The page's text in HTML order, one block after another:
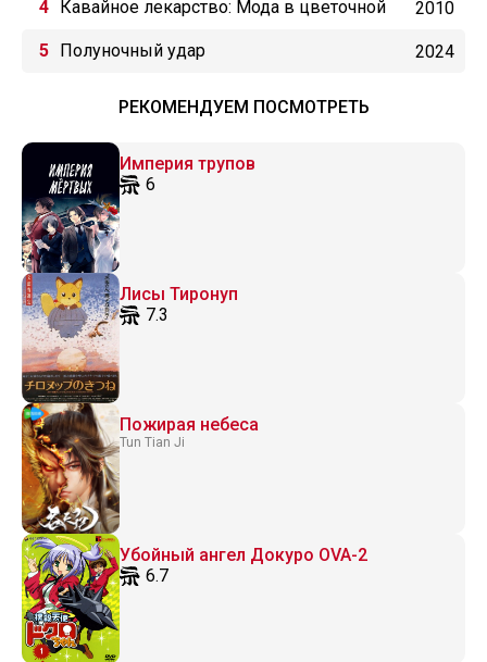
Кавайное лекарство: Мода в цветочной
стране!?
2010
Полуночный удар 2024
РЕКОМЕНДУЕМ ПОСМОТРЕТЬ
Империя трупов
6
Лисы Тиронуп
7.3
Пожирая небеса
Tun Tian Ji
Убойный ангел Докуро OVA-2
6.7